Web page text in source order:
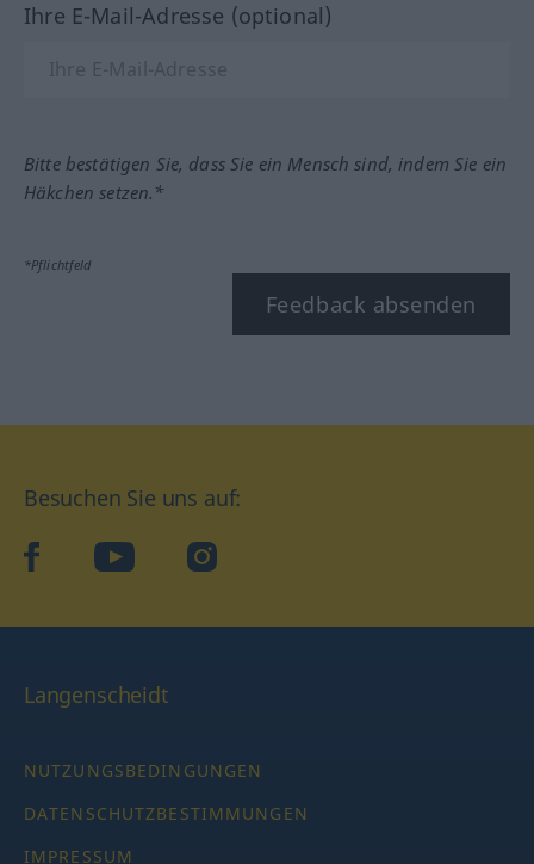
Ihre E-Mail-Adresse (optional)
Bitte bestätigen Sie, dass Sie ein Mensch sind, indem Sie ein
Häkchen setzen.*
*Pflichtfeld
Feedback absenden
Besuchen Sie uns auf:
facebookYouTube Instagram
Langenscheidt
NUTZUNGSBEDINGUNGEN
DATENSCHUTZBESTIMMUNGEN
IMPRESSUM